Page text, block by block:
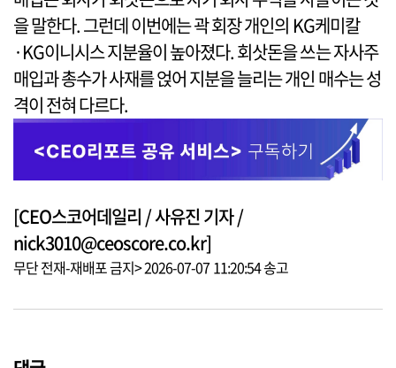
을 말한다. 그런데 이번에는 곽 회장 개인의 KG케미칼
·KG이니시스 지분율이 높아졌다. 회삿돈을 쓰는 자사주
매입과 총수가 사재를 얹어 지분을 늘리는 개인 매수는 성
격이 전혀 다르다.
[CEO스코어데일리 / 사유진 기자 /
nick3010@ceoscore.co.kr]
무단 전재-재배포 금지> 2026-07-07 11:20:54 송고